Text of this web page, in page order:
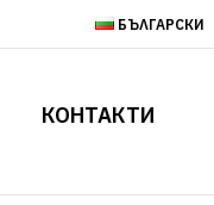
БЪЛГАРСКИ
КОНТАКТИ